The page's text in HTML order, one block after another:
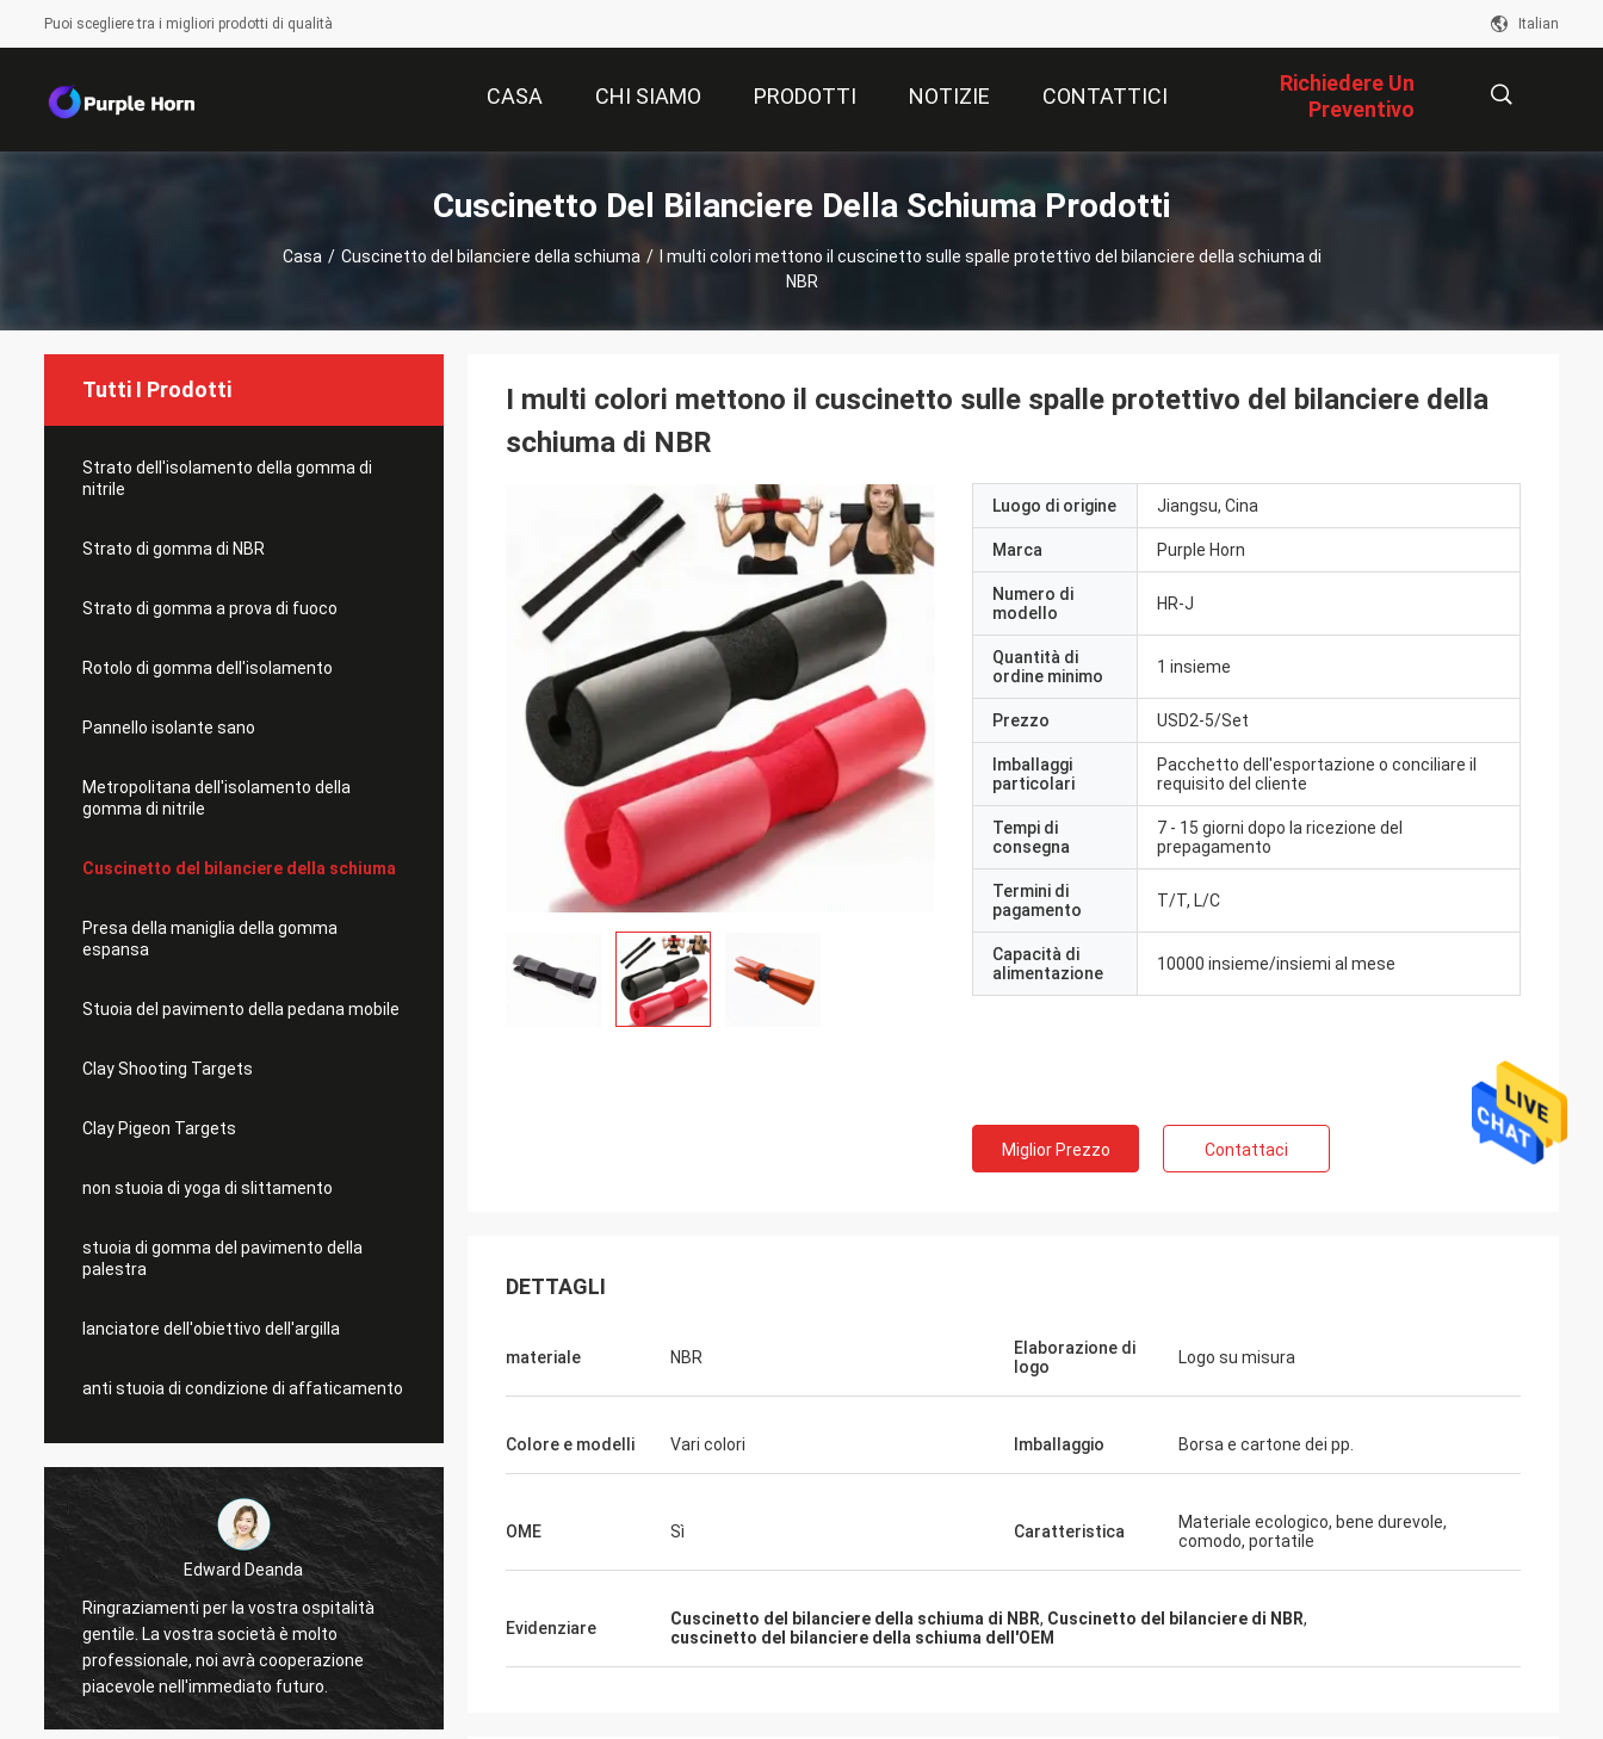
Puoi scegliere tra i migliori prodotti di qualità Italian
CASA CHI SIAMO PRODOTTI NOTIZIE CONTATTICI
Richiedere Un
Preventivo
Cuscinetto Del Bilanciere Della Schiuma Prodotti
Casa / Cuscinetto del bilanciere della schiuma /
I multi colori mettono il cuscinetto sulle spalle protettivo del bilanciere della schiuma di
NBR
Tutti I Prodotti
Strato dell'isolamento della gomma di
nitrile
Strato di gomma di NBR
Strato di gomma a prova di fuoco
Rotolo di gomma dell'isolamento
Pannello isolante sano
Metropolitana dell'isolamento della
gomma di nitrile
Cuscinetto del bilanciere della schiuma
Presa della maniglia della gomma
espansa
Stuoia del pavimento della pedana mobile
Clay Shooting Targets
Clay Pigeon Targets
non stuoia di yoga di slittamento
stuoia di gomma del pavimento della
palestra
lanciatore dell'obiettivo dell'argilla
anti stuoia di condizione di affaticamento
Edward Deanda
Ringraziamenti per la vostra ospitalità
gentile. La vostra società è molto
professionale, noi avrà cooperazione
piacevole nell'immediato futuro.
Edward Deanda
Ringraziamenti per la vostra ospitalità
gentile. La vostra società è molto
I multi colori mettono il cuscinetto sulle spalle protettivo del bilanciere della
schiuma di NBR
Luogo di origine Jiangsu, Cina
Marca Purple Horn
Numero di
modello
HR-J
Quantità di
ordine minimo
1 insieme
Prezzo USD2-5/Set
Imballaggi
particolari
Pacchetto dell'esportazione o conciliare il
requisito del cliente
Tempi di
consegna
7 - 15 giorni dopo la ricezione del
prepagamento
Termini di
pagamento
T/T, L/C
Capacità di
alimentazione
10000 insieme/insiemi al mese
Miglior Prezzo Contattaci
DETTAGLI
materiale NBR
Elaborazione di
logo
Logo su misura
Colore e modelli Vari colori Imballaggio Borsa e cartone dei pp.
OME Sì Caratteristica
Materiale ecologico, bene durevole,
comodo, portatile
Evidenziare Cuscinetto del bilanciere della schiuma di NBR, Cuscinetto del bilanciere di NBR,
cuscinetto del bilanciere della schiuma dell'OEM